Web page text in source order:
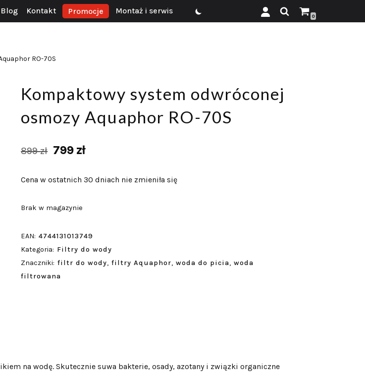
Blog Kontakt Promocje Montaż i serwis
0
RO-70S
Kompaktowy system odwróconej
osmozy Aquaphor RO-70S
899zł 799 zł
Cena w ostatnich 30 dniach nie zmieniła się
Brak w magazynie
EAN: 4744131013749
Kategoria: Filtry do wody
Znaczniki: filtr do wody, filtry Aquaphor, woda do picia, woda
filtrowana
na wodę. Skutecznie suwa bakterie, osady, azotany i związki organiczne